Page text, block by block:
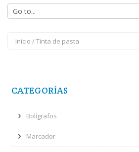
Inicio /Tinta de pasta
CATEGORÍAS
Bolígrafos
Marcador